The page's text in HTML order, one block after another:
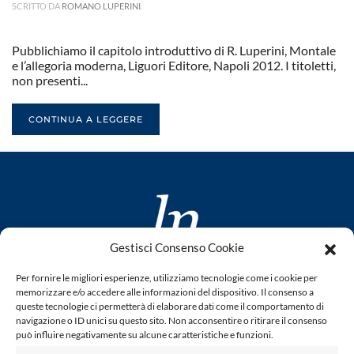
Gestisci Consenso Cookie
Per fornire le migliori esperienze, utilizziamo tecnologie come i cookie per
memorizzare e/o accedere alle informazioni del dispositivo. Il consenso a
queste tecnologie ci permetterà di elaborare dati come il comportamento di
navigazione o ID unici su questo sito. Non acconsentire o ritirare il consenso
può influire negativamente su alcune caratteristiche e funzioni.
SCRITTO DA ROMANO LUPERINI
Pubblichiamo il capitolo introduttivo di R. Luperini, Montale
e l’allegoria moderna, Liguori Editore, Napoli 2012. I titoletti,
non presenti...
CONTINUA A LEGGERE
www.laletteraturaenoi.it
fondato da Romano Luperini
Questo blog non rappresenta una testata giornalistica in
quanto viene aggiornato senza alcuna periodicità. Non può